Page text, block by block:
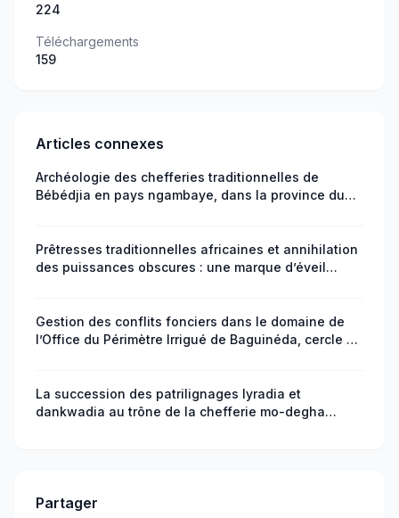
224
Téléchargements
159
Articles connexes
Archéologie des chefferies traditionnelles de
Bébédjia en pays ngambaye, dans la province du
Prêtresses traditionnelles africaines et annihilation
des puissances obscures : une marque d’éveil
Gestion des conflits fonciers dans le domaine de
l’Office du Périmètre Irrigué de Baguinéda, cercle de
La succession des patrilignages lyradia et
dankwadia au trône de la chefferie mo-degha
Partager